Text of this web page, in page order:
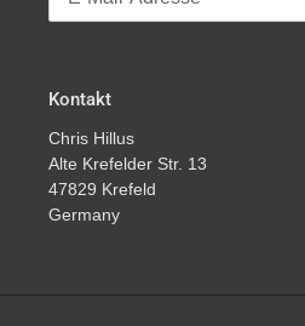
Kontakt
Chris Hillus
Alte Krefelder Str. 13
47829 Krefeld
Germany